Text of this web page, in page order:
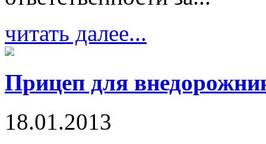
читать далее...
Прицеп для
18.01.2013